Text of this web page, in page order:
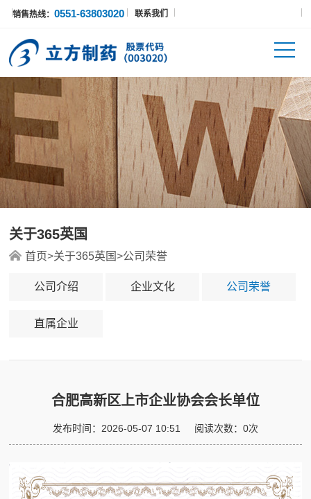
销售热线：0551-63803020 联系我们
关于365英国
首页>关于365英国>公司荣誉
公司介绍 企业文化 公司荣誉
直属企业
合肥高新区上市企业协会会长单位
发布时间： 2026-05-07 10:51 阅读次数： 0次